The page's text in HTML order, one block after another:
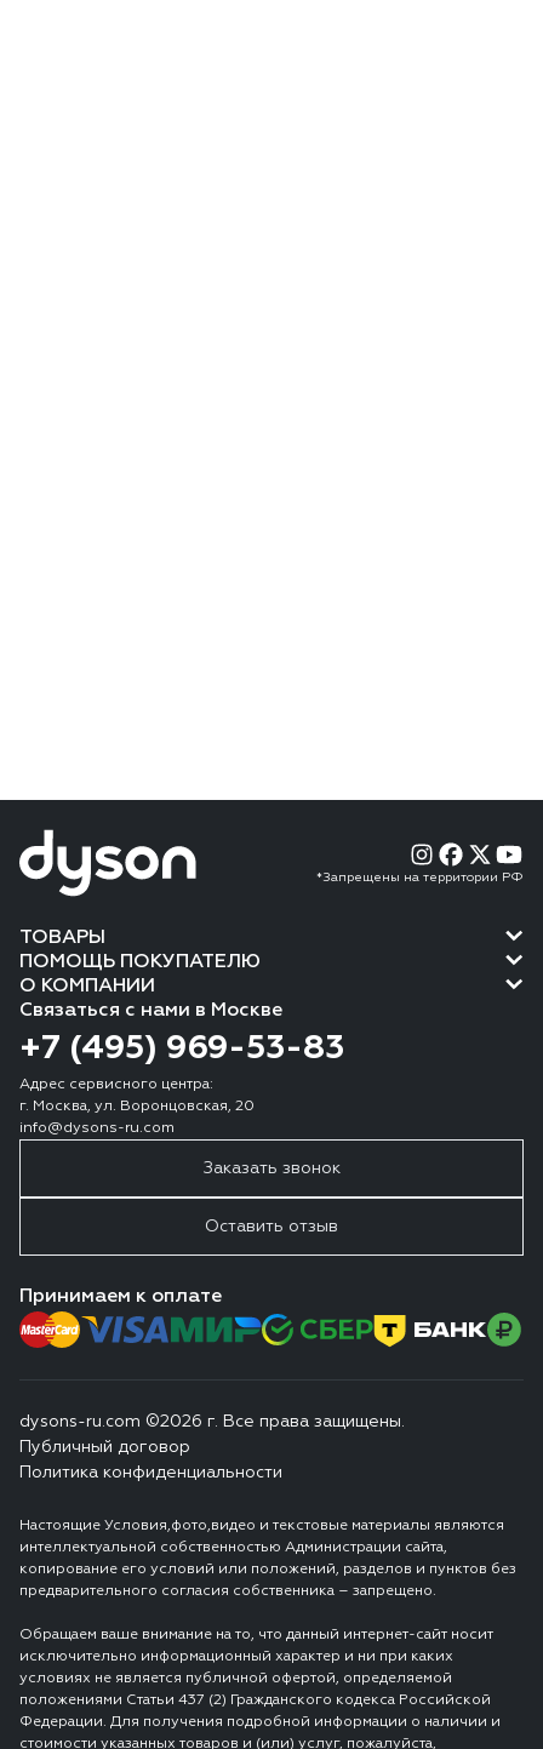
*Запрещены на территории РФ
ТОВАРЫ
ПОМОЩЬ ПОКУПАТЕЛЮ
О КОМПАНИИ
Связаться с нами в Москве
+7 (495) 969-53-83
Адрес сервисного центра:
г. Москва, ул. Воронцовская, 20
info@dysons-ru.com
Заказать звонок
Оставить отзыв
Принимаем к оплате
dysons-ru.com ©2026 г. Все права защищены.
Публичный договор
Политика конфиденциальности
Настоящие Условия,фото,видео и текстовые материалы являются
интеллектуальной собственностью Администрации сайта,
копирование его условий или положений, разделов и пунктов без
предварительного согласия собственника – запрещено.
Обращаем ваше внимание на то, что данный интернет-сайт носит
исключительно информационный характер и ни при каких
условиях не является публичной офертой, определяемой
положениями Статьи 437 (2) Гражданского кодекса Российской
Федерации. Для получения подробной информации о наличии и
стоимости указанных товаров и (или) услуг, пожалуйста,